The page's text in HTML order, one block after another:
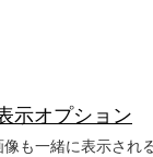
示オプション
も一緒に表示され